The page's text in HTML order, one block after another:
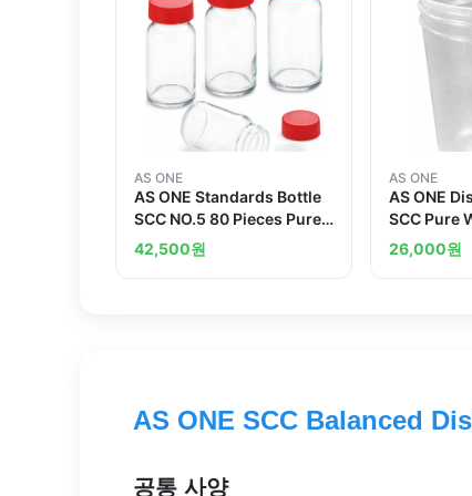
AS ONE
AS ONE Standards Bottle
SCC NO.5 80 Pieces Pure
Water Washing Processed
and others
42,500원
AS ONE
AS ONE
SCC Pure
Processed
26,000원
AS ONE SCC Balanced
공통 사양